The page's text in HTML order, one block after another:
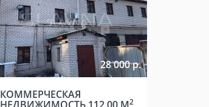
28 000 р.
КОММЕРЧЕСКАЯ
2